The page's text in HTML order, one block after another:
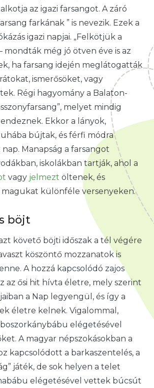
az igazi farsangot. A záró
farkának ” is nevezik. Ezek a
igazi napjai. „Felkötjük a
mondták még jó ötven éve is az
ha farsang idején meglátogatták
ismerősöket, vagy
Régi hagyomány a Balaton-
melyet mindig
Ekkor a lányok,
bújtak, és férfi módra
Manapság a farsangot
iskolákban tartják, ahol a
vagy jelmezt öltenek, és
különféle versenyeken.
böjt
követő böjti időszak a tél végére
köszöntő mozzanatok is
A hozzá kapcsolódó zajos
az ősi hit hívta életre, mely szerint
a Nap legyengül, és így a
életre kelnek. Vigalommal,
elégetésével
A magyar népszokásokban a
kapcsolódott a barkaszentelés, a
játék, de sok helyen a telet
elégetésével vettek búcsút